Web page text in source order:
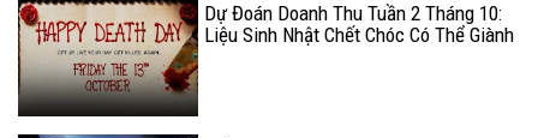
Dự Đoán Doanh Thu Tuần 2 Tháng 10:
Liệu Sinh Nhật Chết Chóc Có Thể Giành